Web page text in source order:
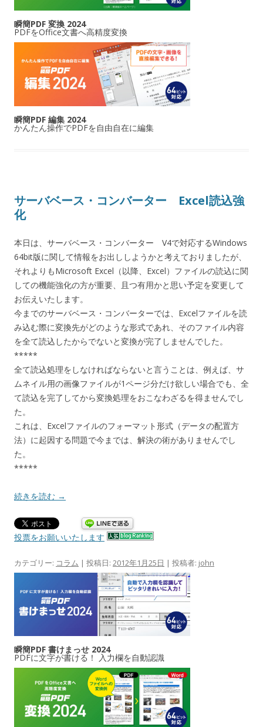
瞬簡PDF 変換 2024
PDFをOffice文書へ高精度変換
瞬簡PDF 編集 2024
かんたん操作でPDFを自由自在に編集
サーバベース・コンバーター Excel読込強
化
本日は、サーバベース・コンバーター V4で対応するWindows
64bit版に関して情報をお出ししようかと考えておりましたが、
それよりもMicrosoft Excel（以降、Excel）ファイルの読込に関
しての機能強化の方が重要、且つ有用かと思い予定を変更して
お伝えいたします。
今までのサーバベース・コンバーターでは、Excelファイルを読
み込む際に変換先がどのような形式であれ、そのファイル内容
を全て読込したからでないと変換が完了しませんでした。
*****
全て読込処理をしなければならないと言うことは、例えば、サ
ムネイル用の画像ファイルが1ページ分だけ欲しい場合でも、全
て読込を完了してから変換処理をおこなわざるを得ませんでし
た。
これは、Excelファイルのフォーマット形式（データの配置方
法）に起因する問題で今までは、解決の術がありませんでし
た。
*****
続きを読む →
投票をお願いいたします
カテゴリー: コラム | 投稿日: 2012年1月25日 | 投稿者: john
瞬簡PDF 書けまっせ 2024
PDFに文字が書ける！ 入力欄を自動認識